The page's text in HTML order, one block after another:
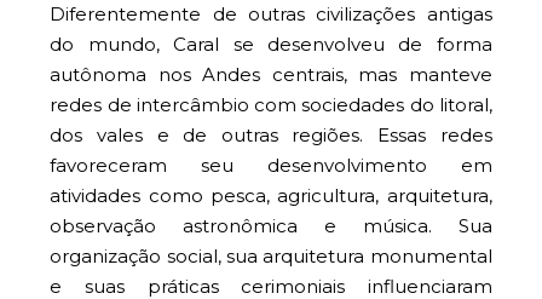
Diferentemente de outras civilizações antigas
do mundo, Caral se desenvolveu de forma
autônoma nos Andes centrais, mas manteve
redes de intercâmbio com sociedades do litoral,
dos vales e de outras regiões. Essas redes
favoreceram seu desenvolvimento em
atividades como pesca, agricultura, arquitetura,
observação astronômica e música. Sua
organização social, sua arquitetura monumental
e suas práticas cerimoniais influenciaram